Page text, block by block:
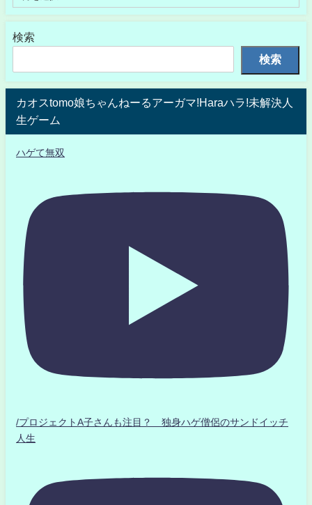
検索
検索
カオスtomo娘ちゃんねーるアーガマ!Haraハラ!未解決人
生ゲーム
ハゲて無双
/プロジェクトA子さんも注目？ 独身ハゲ僧侶のサンドイッチ
人生